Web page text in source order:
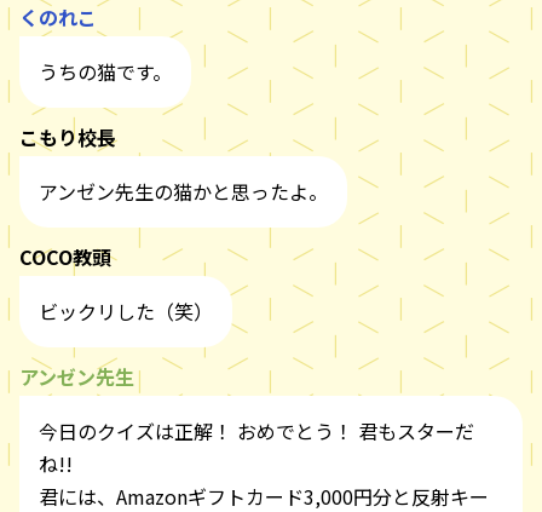
くのれこ
うちの猫です。
こもり校長
アンゼン先生の猫かと思ったよ。
COCO教頭
ビックリした（笑）
アンゼン先生
今日のクイズは正解！ おめでとう！ 君もスターだ
ね!!
君には、Amazonギフトカード3,000円分と反射キー